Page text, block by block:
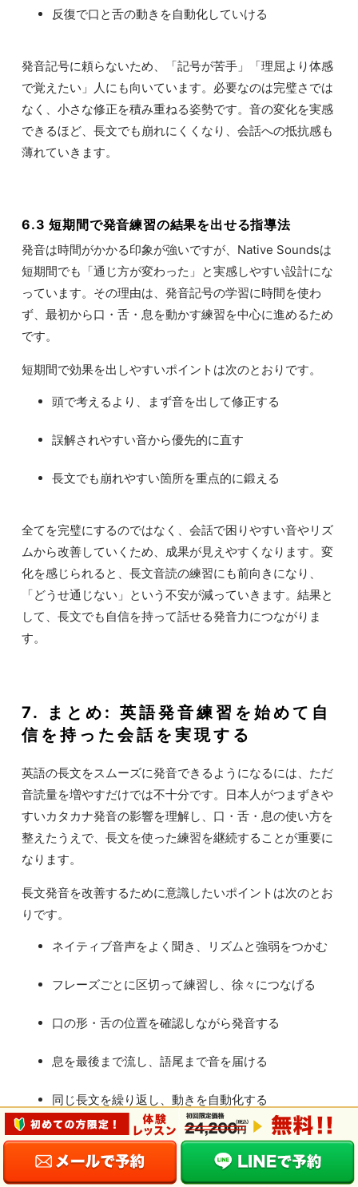
反復で口と舌の動きを自動化していける
発音記号に頼らないため、「記号が苦手」「理屈より体感
で覚えたい」人にも向いています。必要なのは完璧さでは
なく、小さな修正を積み重ねる姿勢です。音の変化を実感
できるほど、長文でも崩れにくくなり、会話への抵抗感も
薄れていきます。
6.3 短期間で発音練習の結果を出せる指導法
発音は時間がかかる印象が強いですが、Native Soundsは
短期間でも「通じ方が変わった」と実感しやすい設計にな
っています。その理由は、発音記号の学習に時間を使わ
ず、最初から口・舌・息を動かす練習を中心に進めるため
です。
短期間で効果を出しやすいポイントは次のとおりです。
頭で考えるより、まず音を出して修正する
誤解されやすい音から優先的に直す
長文でも崩れやすい箇所を重点的に鍛える
全てを完璧にするのではなく、会話で困りやすい音やリズ
ムから改善していくため、成果が見えやすくなります。変
化を感じられると、長文音読の練習にも前向きになり、
「どうせ通じない」という不安が減っていきます。結果と
して、長文でも自信を持って話せる発音力につながりま
す。
7. まとめ: 英語発音練習を始めて自
信を持った会話を実現する
英語の長文をスムーズに発音できるようになるには、ただ
音読量を増やすだけでは不十分です。日本人がつまずきや
すいカタカナ発音の影響を理解し、口・舌・息の使い方を
整えたうえで、長文を使った練習を継続することが重要に
なります。
長文発音を改善するために意識したいポイントは次のとお
りです。
ネイティブ音声をよく聞き、リズムと強弱をつかむ
フレーズごとに区切って練習し、徐々につなげる
口の形・舌の位置を確認しながら発音する
息を最後まで流し、語尾まで音を届ける
同じ長文を繰り返し、動きを自動化する
発音はセンスではなく「正しい方法と反復」で改善できま
す。長文練習を通して、聞き返される不安よりも、伝わる